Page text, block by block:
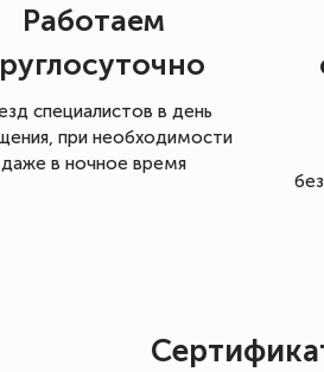
Работаем
специалистов в день
при необходимости
даже в ночное время